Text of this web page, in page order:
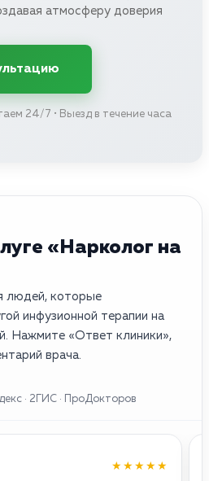
атмосферу доверия
24/7 • Выезд в течение часа
«Нарколог на
людей, которые
инфузионной терапии на
Нажмите «Ответ клиники»,
врача.
· 2ГИС · ПроДокторов
★★★★★